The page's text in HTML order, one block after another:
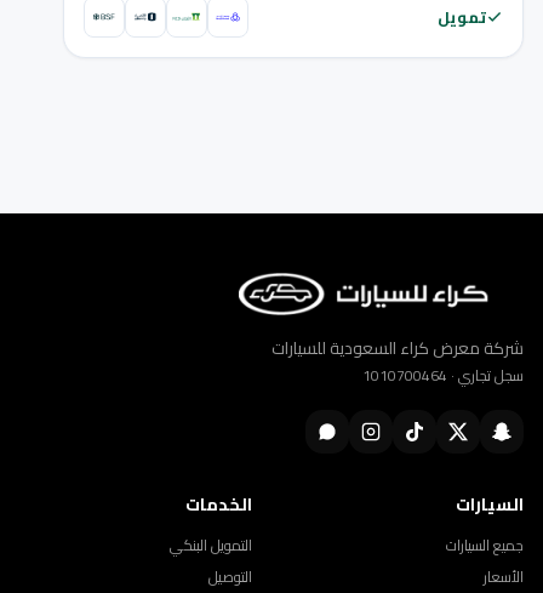
تمويل
شركة معرض كراء السعودية للسيارات
سجل تجاري · 1010700464
السيارات
جميع السيارات
الأسعار
الخدمات
التمويل البنكي
التوصيل